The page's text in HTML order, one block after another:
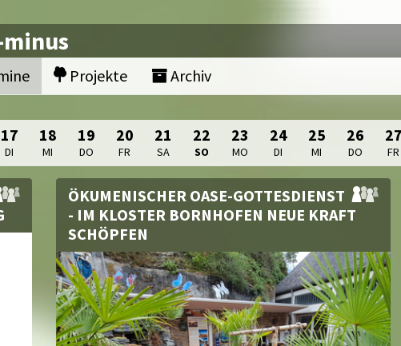
Projekte Archiv
17
DI
18
MI
19
DO
20
FR
21
SA
22
SO
23
MO
24
DI
25
MI
26
DO
27
FR
ÖKUMENISCHER OASE-GOTTESDIENST
- IM KLOSTER BORNHOFEN NEUE KRAFT
SCHÖPFEN